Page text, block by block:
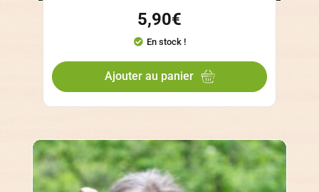
5,90€
En stock !
Ajouter au panier